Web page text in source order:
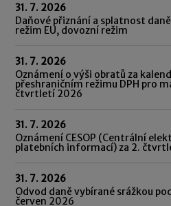
31. 7. 2026
Daňové přiznání a splatnost
režim EU, dovozní režim
31. 7. 2026
Oznámení o výši obratů za
přeshraničním režimu DPH pro
čtvrtletí 2026
31. 7. 2026
Oznámení CESOP (Centrální
platebních informací) za 2.
31. 7. 2026
Odvod daně vybírané srážkou
červen 2026